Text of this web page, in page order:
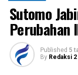
Sutomo
Perubahan
Published 5
By Redaksi 2